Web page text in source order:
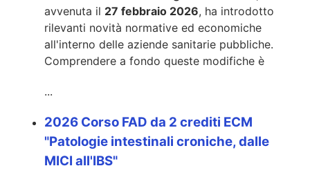
avvenuta il 27 febbraio 2026, ha introdotto
rilevanti novità normative ed economiche
all'interno delle aziende sanitarie pubbliche.
Comprendere a fondo queste modifiche è
...
2026 Corso FAD da 2 crediti ECM
"Patologie intestinali croniche, dalle
MICI all'IBS"